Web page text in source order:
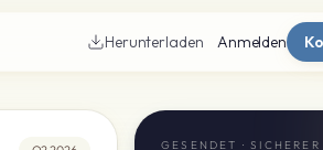
Herunterladen Anmelden
GESENDET ·